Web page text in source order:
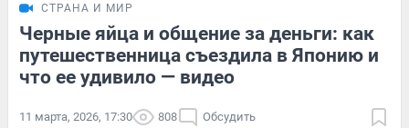
СТРАНА И МИР
Черные яйца и общение за деньги: как
путешественница съездила в Японию и
что ее удивило — видео
11 марта, 2026, 17:30 808 Обсудить